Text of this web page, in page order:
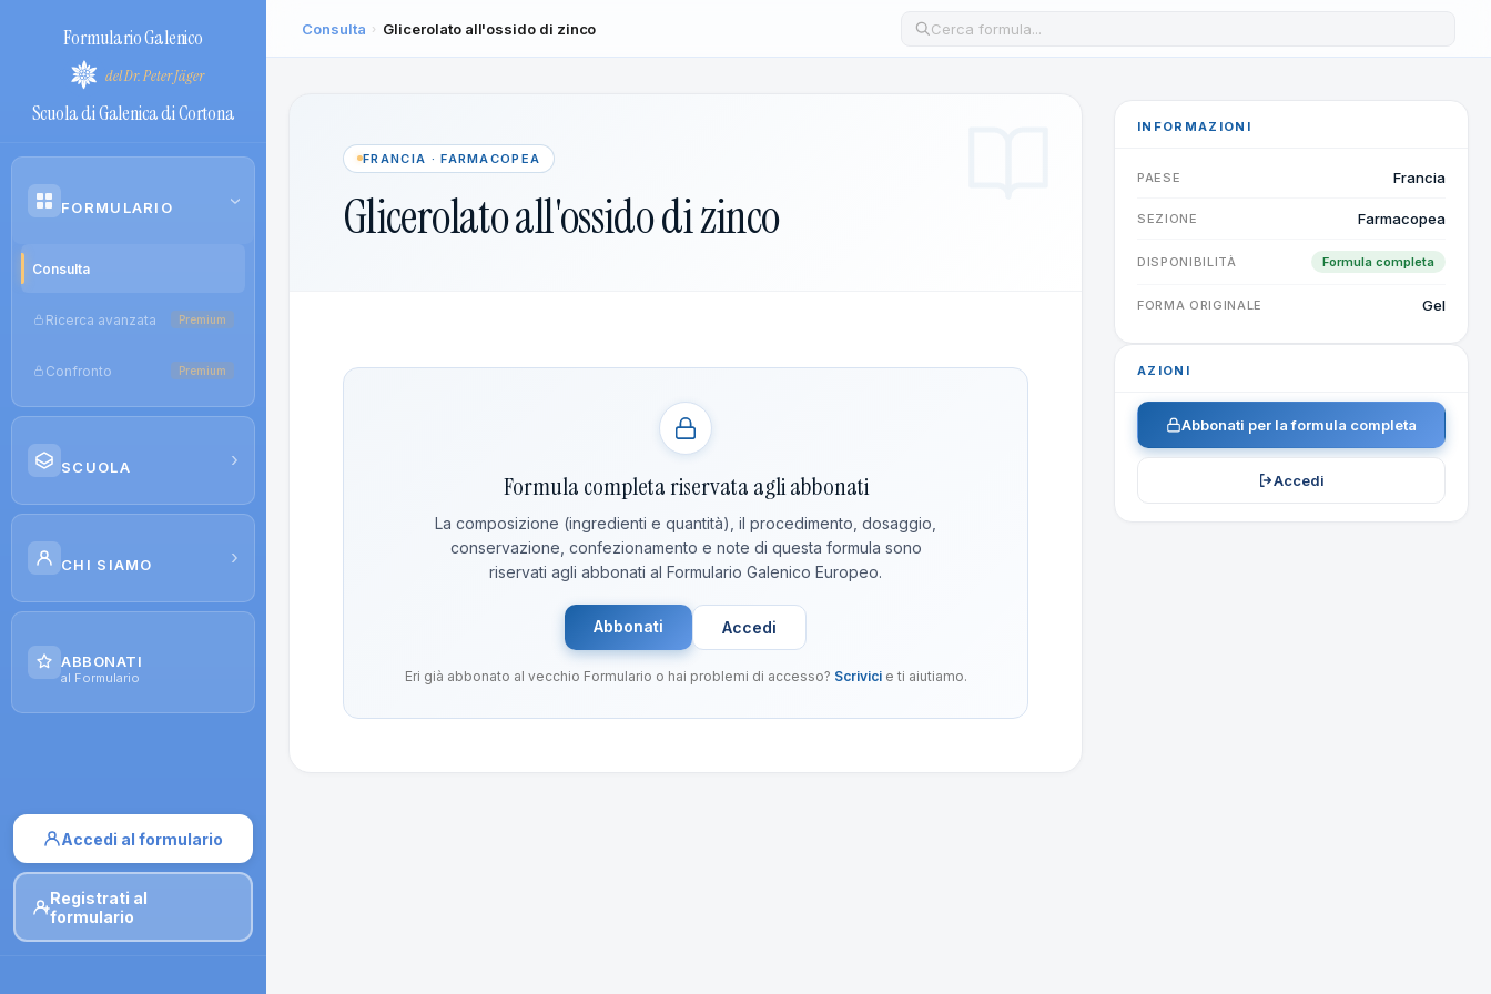
Formulario Galenico
del Dr. Peter Jäger
Scuola di Galenica di Cortona
FORMULARIO ›
Consulta
Ricerca avanzata Premium
Confronto Premium
SCUOLA ›
Corsi
Moduli di iscrizione
CHI SIAMO ›
Contatti
ABBONATI
al Formulario
Accedi al formulario
Registrati al
formulario
Consulta › Glicerolato all'ossido di zinco Cerca una formula nel database
FRANCIA · FARMACOPEA
Glicerolato all'ossido di zinco
Formula completa riservata agli abbonati
La composizione (ingredienti e quantità), il procedimento, dosaggio,
conservazione, confezionamento e note di questa formula sono
riservati agli abbonati al Formulario Galenico Europeo.
Abbonati Accedi
Eri già abbonato al vecchio Formulario o hai problemi di accesso? Scrivicie ti aiutiamo.
INFORMAZIONI
PAESE Francia
SEZIONE Farmacopea
DISPONIBILITÀ Formula completa
FORMA ORIGINALE Gel
AZIONI
Abbonati per la formula completa
Accedi